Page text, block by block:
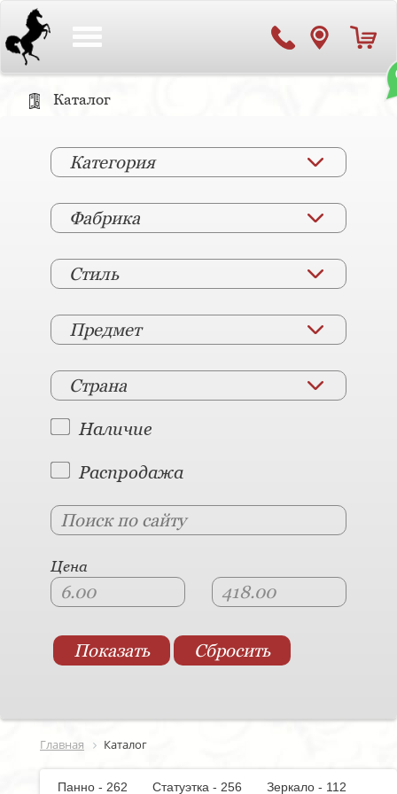
Каталог
Категория
Фабрика
Стиль
Предмет
Страна
Наличие
Распродажа
Цена
Главная Каталог
Панно - 262 Статуэтка - 256
Зеркало - 112